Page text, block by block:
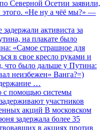
Северной Осетии заявили,
этого. «Не ну а чёё мы?» —
активиста за
на плакате было
«Самое страшное для
в свое кресло руками и
что было дальше у Путина:
неизбежен» Ванга?=)
…
с помощью системы
участников
акций В московском
задержала более 35
в акциях против